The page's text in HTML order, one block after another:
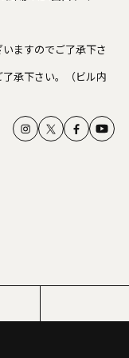
ますのでご了承下さ
承下さい。（ビル内